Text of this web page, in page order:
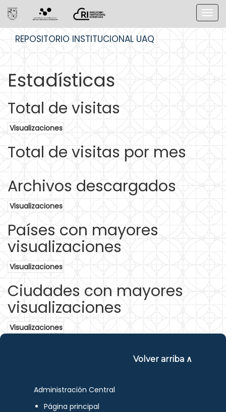
REPOSITORIO INSTITUCIONAL UAQ
Estadísticas
Total de visitas
Visualizaciones
Total de visitas por mes
Archivos descargados
Visualizaciones
Países con mayores
visualizaciones
Visualizaciones
Ciudades con mayores
visualizaciones
Visualizaciones
Volver arriba ∧
Administración Central
Página principal